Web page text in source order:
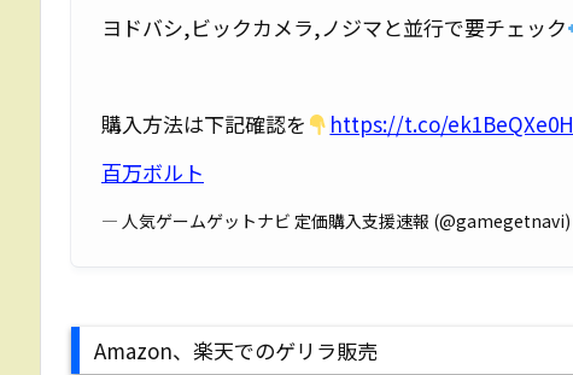
ヨドバシ,ビックカメラ,ノジマと並行で要チェック
購入方法は下記確認を https://t.co/ek1BeQXe0H
百万ボルト
— 人気ゲームゲットナビ 定価購入支援速報 (@gamegetnavi)
Amazon、楽天でのゲリラ販売